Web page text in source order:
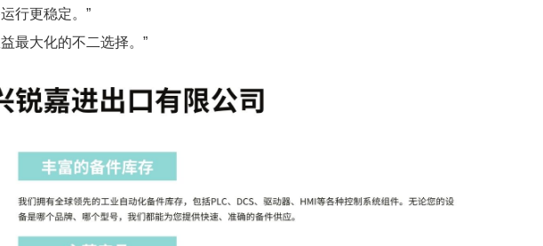
行更稳定。”
最大化的不二选择。”